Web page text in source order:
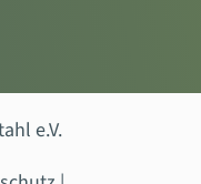
e.V.